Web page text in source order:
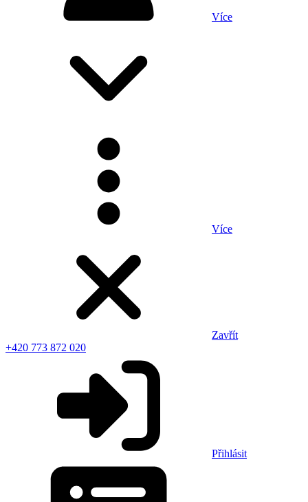
Více
Více
Zavřít
+420 773 872 020
Přihlásit